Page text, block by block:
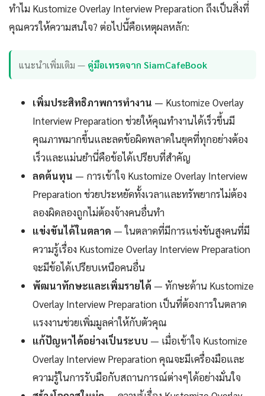
ทำไม Kustomize Overlay Interview Preparation ถึงเป็นสิ่งที่
คุณควรให้ความสนใจ? ต่อไปนี้คือเหตุผลหลัก:
แนะนำเพิ่มเติม — คู่มือเทรดจาก SiamCafeBook
เพิ่มประสิทธิภาพการทำงาน — Kustomize Overlay
Interview Preparation ช่วยให้คุณทำงานได้เร็วขึ้นมี
คุณภาพมากขึ้นและลดข้อผิดพลาดในยุคที่ทุกอย่างต้อง
เร็วและแม่นยำนี่คือข้อได้เปรียบที่สำคัญ
ลดต้นทุน — การเข้าใจ Kustomize Overlay Interview
Preparation ช่วยประหยัดทั้งเวลาและทรัพยากรไม่ต้อง
ลองผิดลองถูกไม่ต้องจ้างคนอื่นทำ
แข่งขันได้ในตลาด — ในตลาดที่มีการแข่งขันสูงคนที่มี
ความรู้เรื่อง Kustomize Overlay Interview Preparation
จะมีข้อได้เปรียบเหนือคนอื่น
พัฒนาทักษะและเพิ่มรายได้ — ทักษะด้าน Kustomize
Overlay Interview Preparation เป็นที่ต้องการในตลาด
แรงงานช่วยเพิ่มมูลค่าให้กับตัวคุณ
แก้ปัญหาได้อย่างเป็นระบบ — เมื่อเข้าใจ Kustomize
Overlay Interview Preparation คุณจะมีเครื่องมือและ
ความรู้ในการรับมือกับสถานการณ์ต่างๆได้อย่างมั่นใจ